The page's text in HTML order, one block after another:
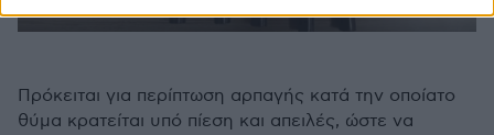
Πρόκειται για περίπτωση αρπαγής κατά την οποίατο
θύμα κρατείται υπό πίεση και απειλές, ώστε να